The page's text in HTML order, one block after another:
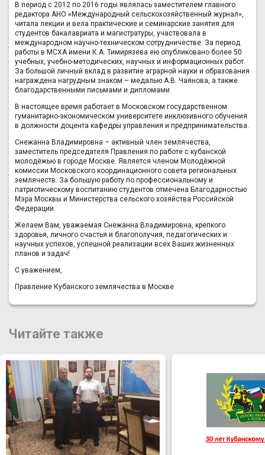
В период с 2012 по 2016 годы являлась заместителем главного
редактора АНО «Международный сельскохозяйственный журнал»,
читала лекции и вела практические и семинарские занятия для
студентов бакалавриата и магистратуры, участвовала в
международном научно-техническом сотрудничестве. За период
работы в МСХА имени К.А. Тимирязева ею опубликовано более 50
учебных, учебно-методических, научных и информационных работ.
За большой личный вклад в развитие аграрной науки и образования
награждена нагрудным знаком – медалью А.В. Чаянова, а также
благодарственными письмами и дипломами.
В настоящее время работает в Московском государственном
гуманитарно-экономическом университете инклюзивного обучения
в должности доцента кафедры управления и предпринимательства.
Снежанна Владимировна – активный член землячества,
заместитель председателя Правления по работе с кубанской
молодёжью в городе Москве. Является членом Молодёжной
комиссии Московского координационного совета региональных
землячеств. За большую работу по профессиональному и
патриотическому воспитанию студентов отмечена Благодарностью
Мэра Москвы и Министерства сельского хозяйства Российской
Федерации.
Желаем Вам, уважаемая Снежанна Владимировна, крепкого
здоровья, личного счастья и благополучия, педагогических и
научных успехов, успешной реализации всех Ваших жизненных
планов и задач!
С уважением,
Правление Кубанского землячества в Москве
Читайте также